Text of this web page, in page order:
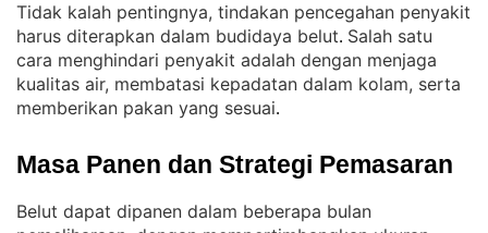
Tidak kalah pentingnya, tindakan pencegahan penyakit
harus diterapkan dalam budidaya belut. Salah satu
cara menghindari penyakit adalah dengan menjaga
kualitas air, membatasi kepadatan dalam kolam, serta
memberikan pakan yang sesuai.
Masa Panen dan Strategi Pemasaran
Belut dapat dipanen dalam beberapa bulan